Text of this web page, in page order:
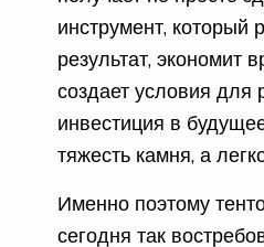
инструмент, который
результат, экономит
создает условия для
инвестиция в
тяжесть камня, а
Именно поэтому
сегодня так